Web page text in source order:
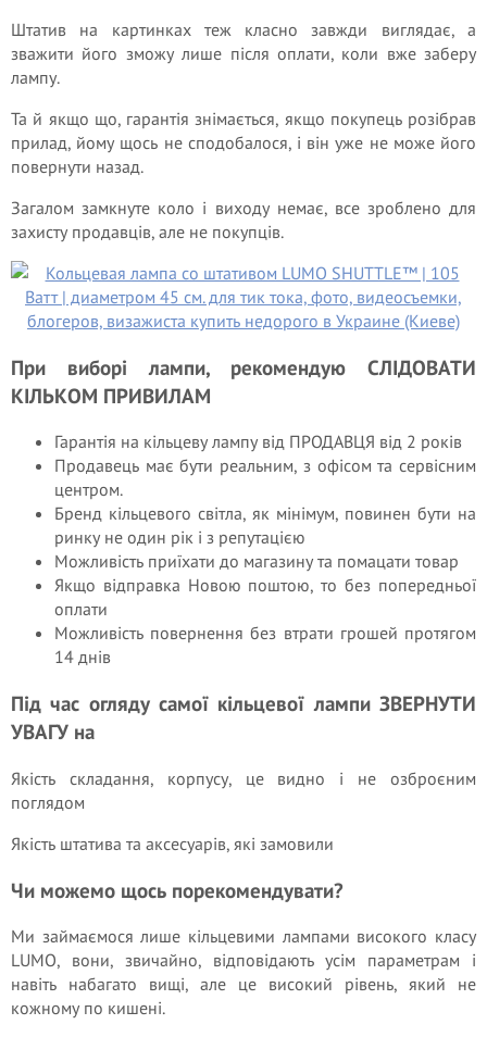
Штатив на картинках теж класно завжди виглядає, а
зважити його зможу лише після оплати, коли вже заберу
лампу.
Та й якщо що, гарантія знімається, якщо покупець розібрав
прилад, йому щось не сподобалося, і він уже не може його
повернути назад.
Загалом замкнуте коло і виходу немає, все зроблено для
захисту продавців, але не покупців.
При виборі лампи, рекомендую СЛІДОВАТИ
КІЛЬКОМ ПРИВИЛАМ
Гарантія на кільцеву лампу від ПРОДАВЦЯ від 2 років
Продавець має бути реальним, з офісом та сервісним
центром.
Бренд кільцевого світла, як мінімум, повинен бути на
ринку не один рік і з репутацією
Можливість приїхати до магазину та помацати товар
Якщо відправка Новою поштою, то без попередньої
оплати
Можливість повернення без втрати грошей протягом
14 днів
Під час огляду самої кільцевої лампи ЗВЕРНУТИ
УВАГУ на
Якість складання, корпусу, це видно і не озброєним
поглядом
Якість штатива та аксесуарів, які замовили
Чи можемо щось порекомендувати?
Ми займаємося лише кільцевими лампами високого класу
LUMO, вони, звичайно, відповідають усім параметрам і
навіть набагато вищі, але це високий рівень, який не
кожному по кишені.